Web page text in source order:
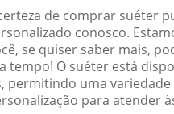
de comprar suéter
conosco.
se quiser saber mais,
tempo! O suéter está
permitindo uma variedade
para atender